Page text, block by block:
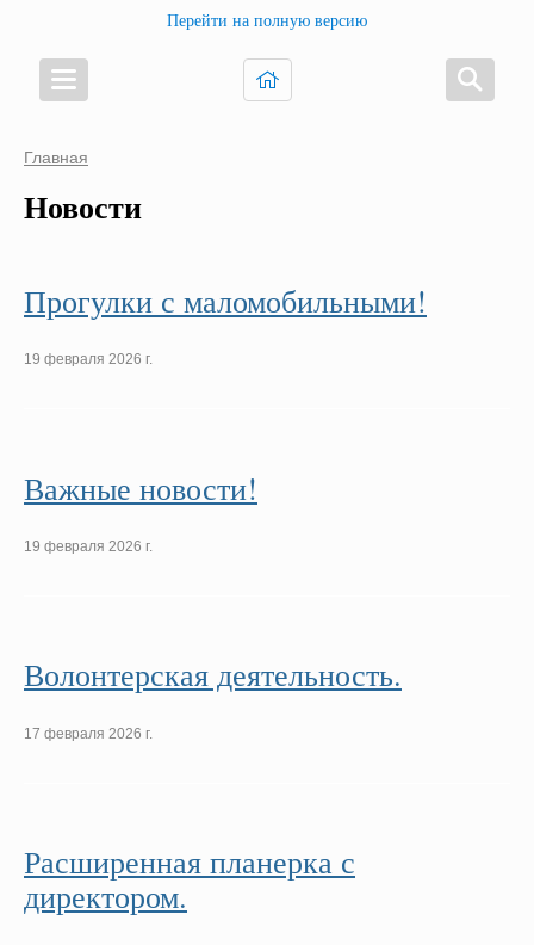
Перейти на полную версию
Главная
Новости
Прогулки с маломобильными!
19 февраля 2026 г.
Важные новости!
19 февраля 2026 г.
Волонтерская деятельность.
17 февраля 2026 г.
Расширенная планерка с
директором.